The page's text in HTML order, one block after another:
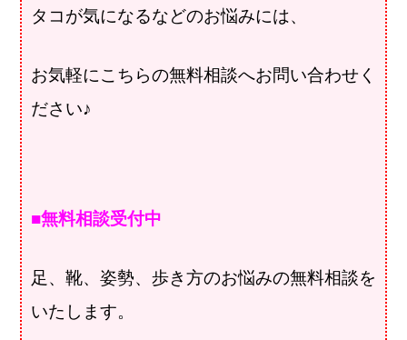
タコが気になるなどのお悩みには、
お気軽にこちらの無料相談へお問い合わせく
ださい♪
■無料相談受付中
足、靴、姿勢、歩き方のお悩みの無料相談を
いたします。